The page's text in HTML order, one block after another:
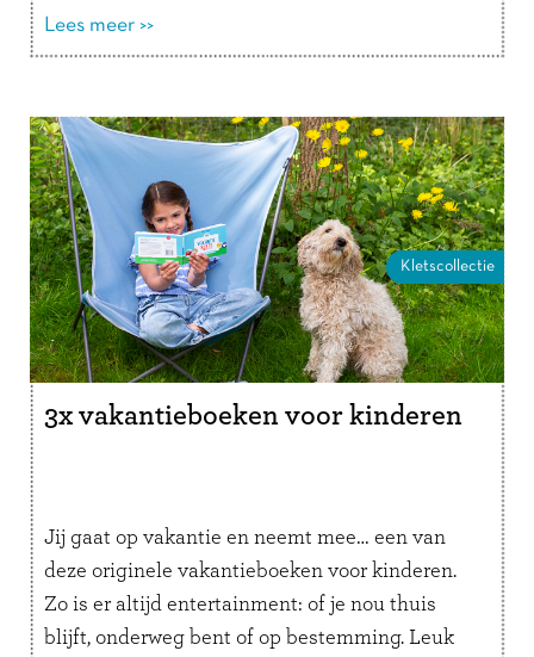
Lees verder
Lees meer >>
Kletscollectie
3x vakantieboeken voor kinderen
Jij gaat op vakantie en neemt mee… een van
deze originele vakantieboeken voor kinderen.
Zo is er altijd entertainment: of je nou thuis
blijft, onderweg bent of op bestemming. Leuk